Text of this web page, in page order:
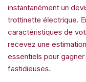
instantanément un
trottinette électrique.
caractéristiques de
recevez une
essentiels pour
fastidieuses.